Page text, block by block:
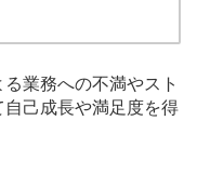
業務への不満やスト
己成長や満足度を得